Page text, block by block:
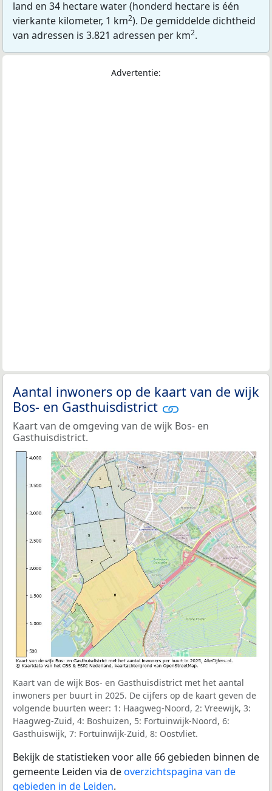
land en 34 hectare water (honderd hectare is één
vierkante kilometer, 1 km2). De gemiddelde dichtheid
van adressen is 3.821 adressen per km2.
Advertentie:
Aantal inwoners op de kaart van de wijk
Bos- en Gasthuisdistrict
Kaart van de omgeving van de wijk Bos- en
Gasthuisdistrict.
Kaart van de wijk Bos- en Gasthuisdistrict met het aantal
inwoners per buurt in 2025. De cijfers op de kaart geven de
volgende buurten weer: 1: Haagweg-Noord, 2: Vreewijk, 3:
Haagweg-Zuid, 4: Boshuizen, 5: Fortuinwijk-Noord, 6:
Gasthuiswijk, 7: Fortuinwijk-Zuid, 8: Oostvliet.
Bekijk de statistieken voor alle 66 gebieden binnen de
gemeente Leiden via deoverzichtspagina van de
gebieden in de Leiden.